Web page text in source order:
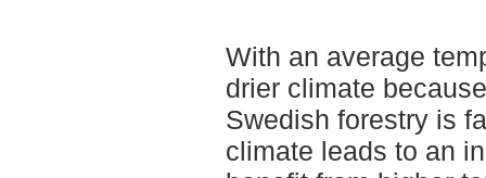
With an average
drier climate
Swedish forestry is
climate leads to an